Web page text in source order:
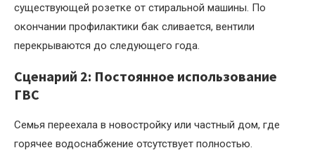
существующей розетке от стиральной машины. По
окончании профилактики бак сливается, вентили
перекрываются до следующего года.
Сценарий 2: Постоянное использование
ГВС
Семья переехала в новостройку или частный дом, где
горячее водоснабжение отсутствует полностью.